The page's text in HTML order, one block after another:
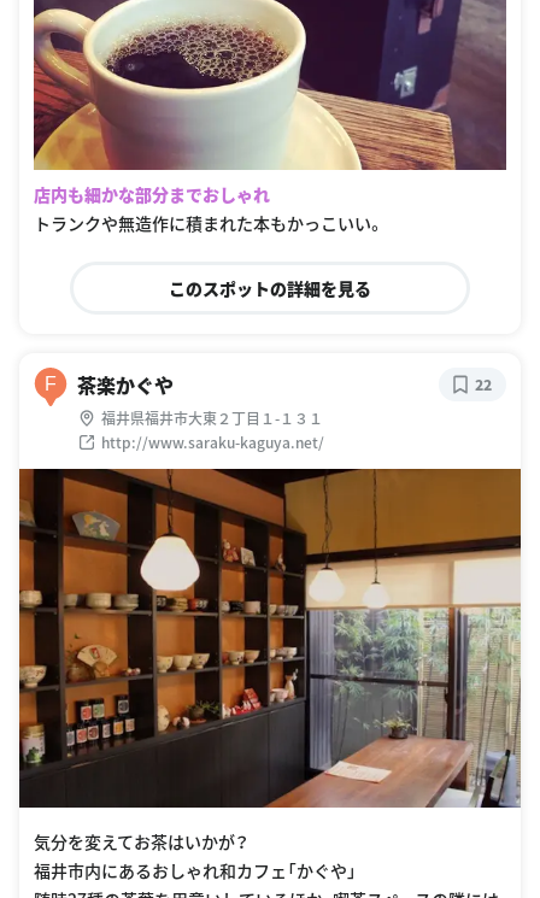
店内も細かな部分までおしゃれ
トランクや無造作に積まれた本もかっこいい。
このスポットの詳細を見る
F 茶楽かぐや
福井県福井市大東２丁目１-１３１
http://www.saraku-kaguya.net/
22
気分を変えてお茶はいかが？
福井市内にあるおしゃれ和カフェ「かぐや」